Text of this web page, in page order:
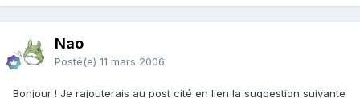
Nao
Posté(e) 11 mars 2006
Bonjour ! Je rajouterais au post cité en lien la suggestion suivante